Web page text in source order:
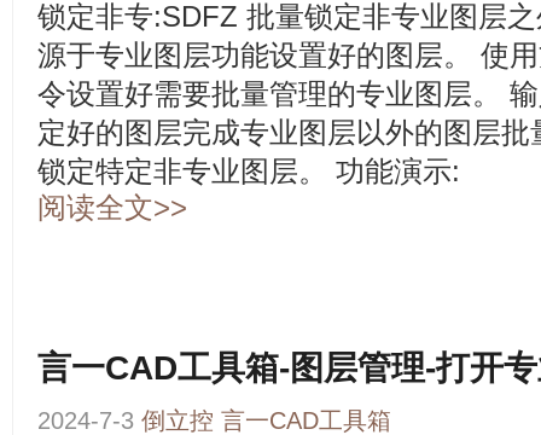
锁定非专:SDFZ 批量锁定非专业图层
源于专业图层功能设置好的图层。 使
令设置好需要批量管理的专业图层。
定好的图层完成专业图层以外的图层
锁定特定非专业图层。 功能演示:
阅读全文>>
言一CAD工具箱-图层管理-打开
2024-7-3 倒立控 言一CAD工具箱